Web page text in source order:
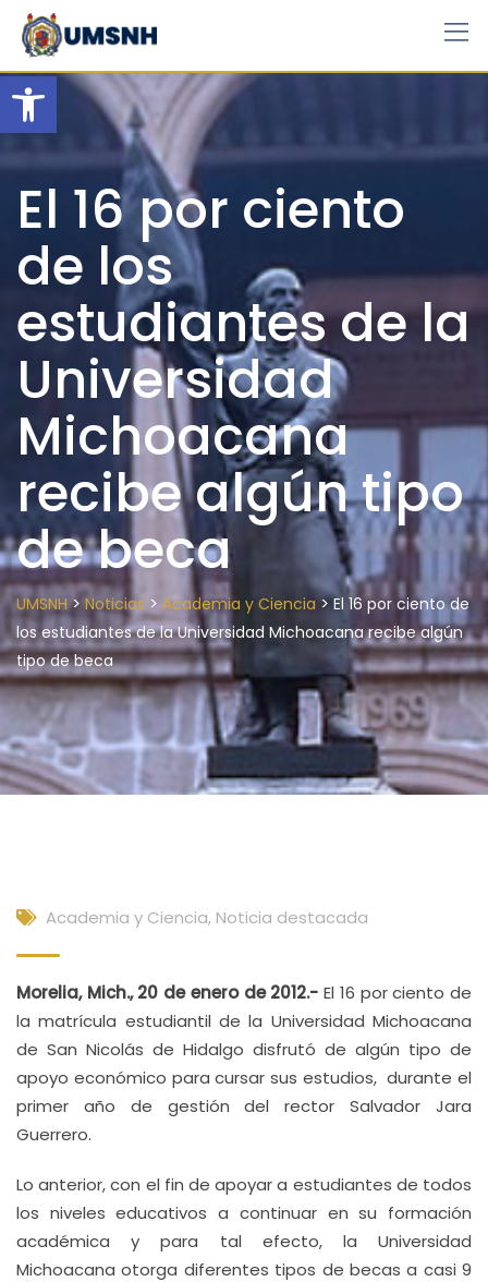
Open toolbar
Skip
content
El 16 por ciento
de los
estudiantes de la
Universidad
Michoacana
recibe algún tipo
de beca
UMSNH> Noticias > Academia y Ciencia >El 16 por ciento de
los estudiantes de la Universidad Michoacana recibe algún
tipo de beca
Academia y Ciencia, Noticia destacada
Morelia, Mich., 20 de enero de 2012.- El 16 por ciento de
la matrícula estudiantil de la Universidad Michoacana
de San Nicolás de Hidalgo disfrutó de algún tipo de
apoyo económico para cursar sus estudios, durante el
primer año de gestión del rector Salvador Jara
Guerrero.
Lo anterior, con el fin de apoyar a estudiantes de todos
los niveles educativos a continuar en su formación
académica y para tal efecto, la Universidad
Michoacana otorga diferentes tipos de becas a casi 9